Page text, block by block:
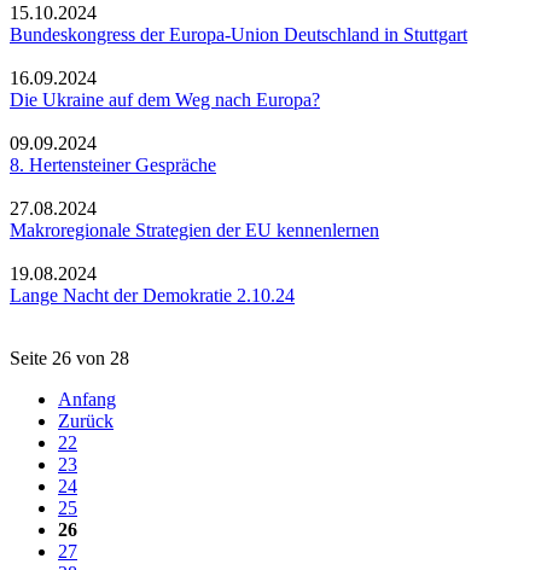
15.10.2024
Bundeskongress der Europa-Union Deutschland in Stuttgart
16.09.2024
Die Ukraine auf dem Weg nach Europa?
09.09.2024
8. Hertensteiner Gespräche
27.08.2024
Makroregionale Strategien der EU kennenlernen
19.08.2024
Lange Nacht der Demokratie 2.10.24
Seite 26 von 28
Anfang
Zurück
22
23
24
25
26
27